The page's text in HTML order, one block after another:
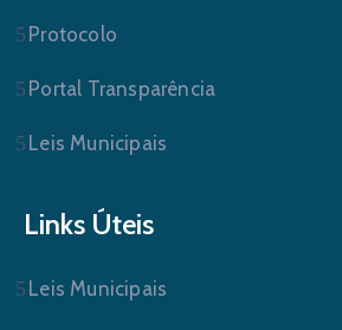
Protocolo
Portal Transparência
Leis Municipais
Links Úteis
Leis Municipais